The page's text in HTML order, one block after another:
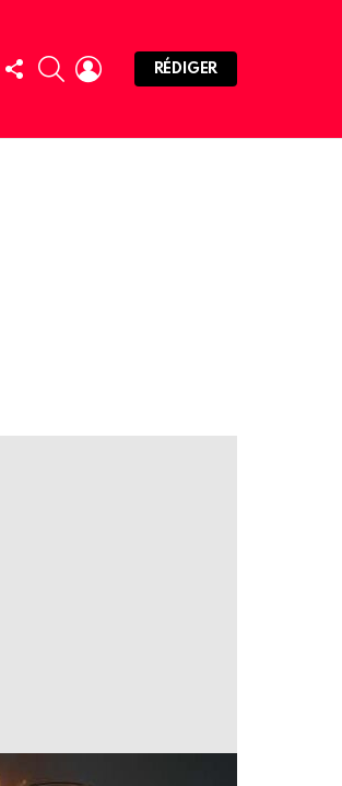
FOLLOW
US
SEARCHLOGIN
RÉDIGER